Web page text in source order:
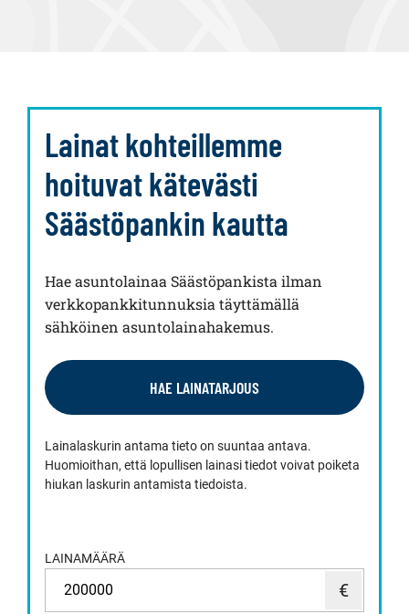
Lainat kohteillemme
hoituvat kätevästi
Säästöpankin kautta
Hae asuntolainaa Säästöpankista ilman
verkkopankkitunnuksia täyttämällä
sähköinen asuntolainahakemus.
HAE LAINATARJOUS
Lainalaskurin antama tieto on suuntaa antava.
Huomioithan, että lopullisen lainasi tiedot voivat poiketa
hiukan laskurin antamista tiedoista.
LAINAMÄÄRÄ